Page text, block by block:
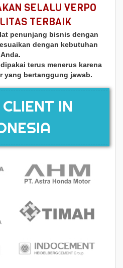
SELALU VERPO
TERBAIK
penunjang bisnis dengan
dengan kebutuhan
Anda.
terus menerus karena
yang bertanggung jawab.
IN